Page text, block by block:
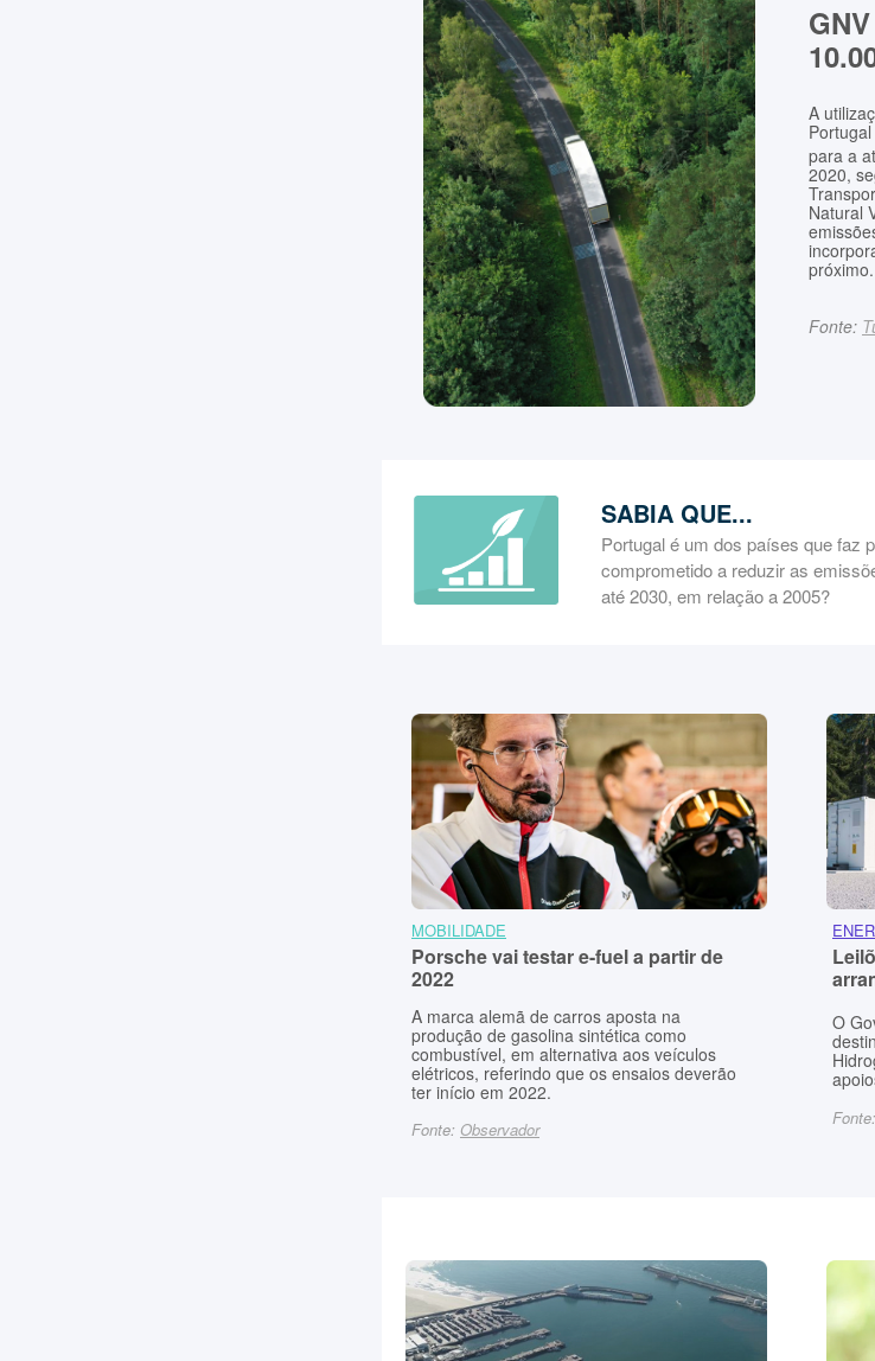
A
para a
2020,
Natural
próximo.
Fonte:
SABIA QUE...
Portugal é um dos países que faz
comprometido a reduzir as
até 2030, em relação a 2005?
MOBILIDADE
Porsche vai testar e-fuel a partir de
2022
A marca alemã de carros aposta na
produção de gasolina sintética como
combustível, em alternativa aos veículos
elétricos, referindo que os ensaios deverão
ter início em 2022.
Fonte: Observador
O
Fonte: